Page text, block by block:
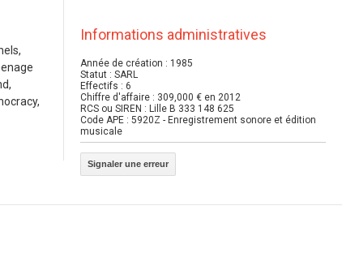
Informations administratives
Année de création : 1985
Statut : SARL
Effectifs : 6
Chiffre d'affaire : 309,000 € en 2012
RCS ou SIREN : Lille B 333 148 625
Code APE : 5920Z - Enregistrement sonore et édition
musicale
Signaler une erreur